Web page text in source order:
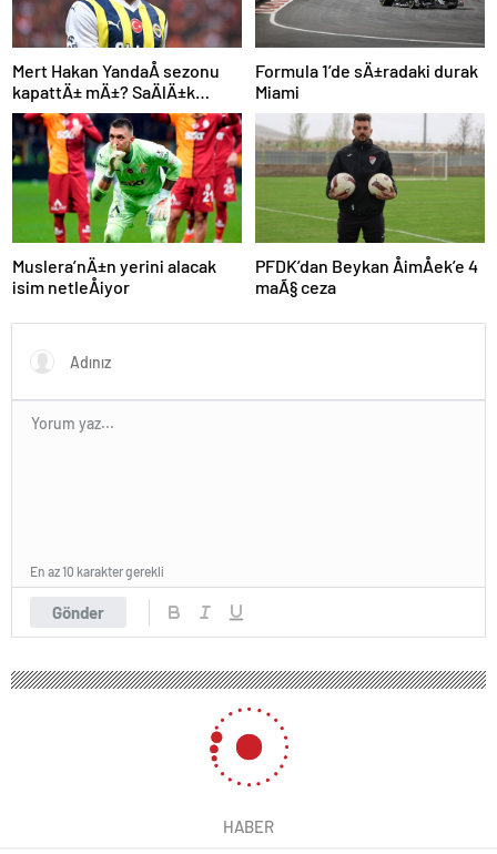
Mert Hakan YandaÅ sezonu
kapattÄ± mÄ±? SaÄlÄ±k
durumu hakkÄ±nda
aÃ§Ä±klama
Formula 1’de sÄ±radaki durak
Miami
Muslera’nÄ±n yerini alacak
isim netleÅiyor
PFDK’dan Beykan ÅimÅek’e 4
maÃ§ ceza
Gönder
En az 10 karakter gerekli
HABER